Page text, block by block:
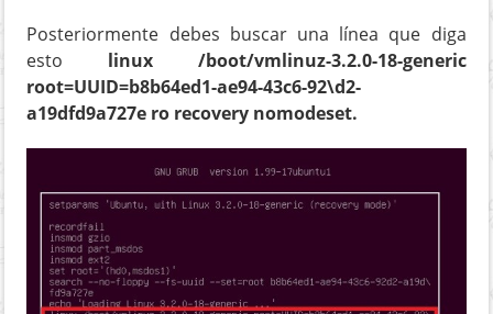
Posteriormente debes buscar una línea que diga
esto linux /boot/vmlinuz-3.2.0-18-generic
root=UUID=b8b64ed1-ae94-43c6-92\d2-
a19dfd9a727e ro recovery nomodeset.